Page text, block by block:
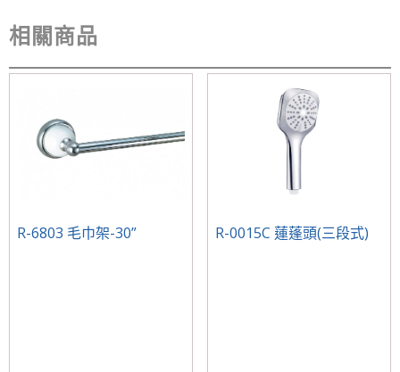
相關商品
R-6803 毛巾架-30” R-0015C 蓮蓬頭(三段式)